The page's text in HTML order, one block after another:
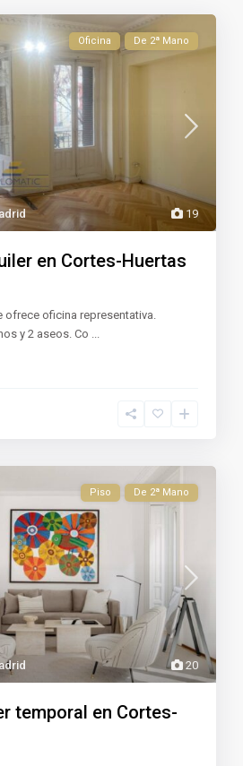
19
Oficina De 2ª Mano
en Cortes-Huertas
ofrece oficina representativa.
y 2 aseos. Co ...
20
Piso De 2ª Mano
temporal en Cortes-